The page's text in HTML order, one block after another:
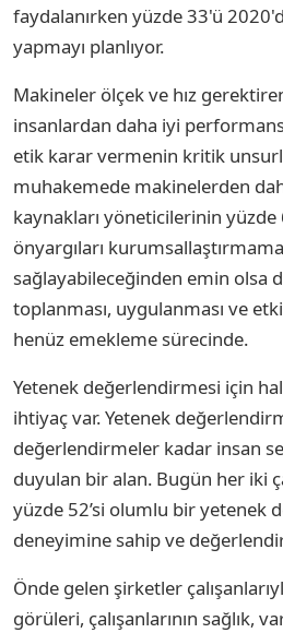
faydalanırken yüzde 33'ü
yapmayı planlıyor.
Makineler ölçek ve hız
insanlardan daha iyi
etik karar vermenin kritik
muhakemede makinelerden
kaynakları yöneticilerinin yüzde
önyargıları
sağlayabileceğinden emin olsa
toplanması, uygulanması ve
henüz emekleme sürecinde.
Yetenek değerlendirmesi için
ihtiyaç var. Yetenek
değerlendirmeler kadar insan
duyulan bir alan. Bugün her iki
yüzde 52’si olumlu bir yetenek
deneyimine sahip ve
Önde gelen şirketler
görüleri, çalışanlarının sağlık,